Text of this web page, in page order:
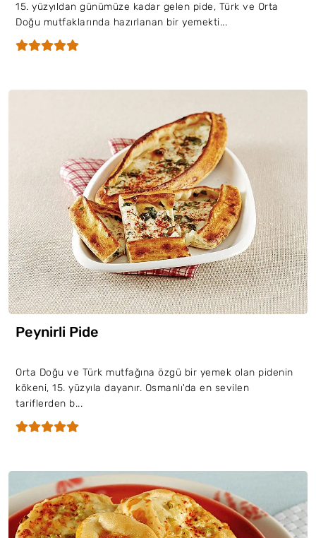
15. yüzyıldan günümüze kadar gelen pide, Türk ve Orta
Doğu mutfaklarında hazırlanan bir yemekti...
Peynirli Pide
Orta Doğu ve Türk mutfağına özgü bir yemek olan pidenin
kökeni, 15. yüzyıla dayanır. Osmanlı'da en sevilen
tariflerden b...